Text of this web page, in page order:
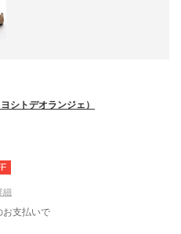
ヨシトデオランジェ）
細
お支払いで